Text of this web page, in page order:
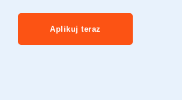
Aplikuj teraz